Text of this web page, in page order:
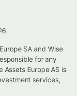
SA and Wise
for any
Europe AS is
services,